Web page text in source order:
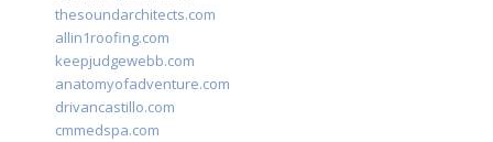
thesoundarchitects.com
allin1roofing.com
keepjudgewebb.com
anatomyofadventure.com
drivancastillo.com
cmmedspa.com